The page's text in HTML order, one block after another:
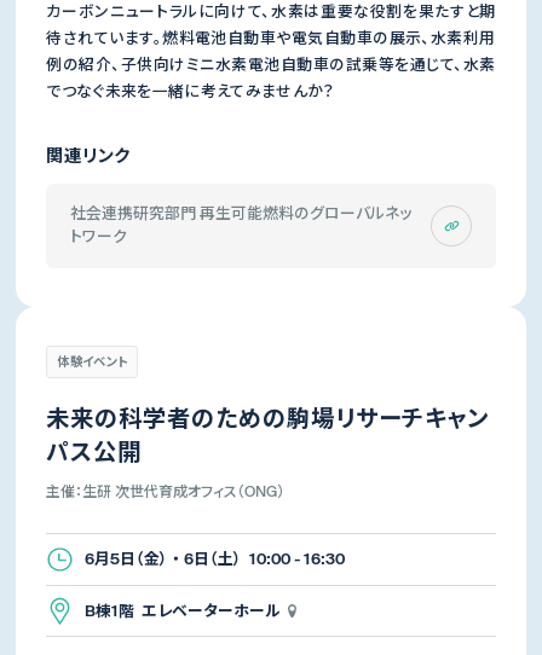
カーボンニュートラルに向けて、水素は重要な役割を果たすと期
待されています。燃料電池自動車や電気自動車の展示、水素利用
例の紹介、子供向けミニ水素電池自動車の試乗等を通じて、水素
でつなぐ未来を一緒に考えてみませんか？
関連リンク
社会連携研究部門 再生可能燃料のグローバルネッ
トワーク
体験イベント
未来の科学者のための駒場リサーチキャン
パス公開
主催：生研 次世代育成オフィス（ONG）
6月5日（金） ・ 6日（土） 10:00 - 16:30
B棟1階 エレベーターホール